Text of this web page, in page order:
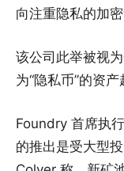
向注重隐私的加
该公司此举被视
为“隐私币”的资
Foundry 首席执
的推出是受大型